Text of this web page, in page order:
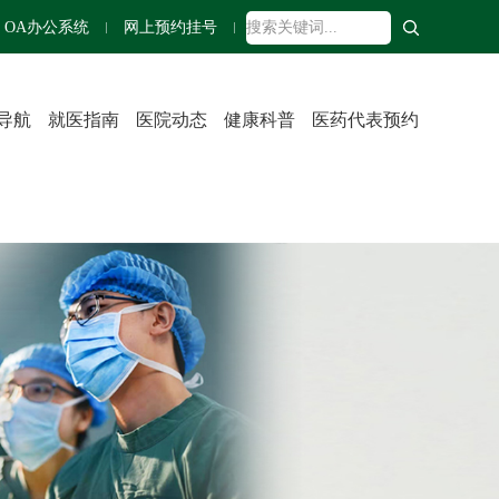
OA办公系统 网上预约挂号
航 就医指南 医院动态 健康科普 医药代表预约